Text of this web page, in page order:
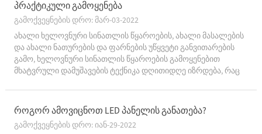
პრაქტიკული გამოყენება
გამოქვეყნების დრო: მარ-03-2022
ახალი ხელოვნური სინათლის წყაროების, ახალი მასალების
და ახალი ნათურების და ფარნების უწყვეტი განვითარების
გამო, ხელოვნური სინათლის წყაროების გამოყენებით
მხატვრული დამუშავების ტექნიკა დღითიდღე იზრდება, რაც
საშუალებებსა და მეთოდებს.(1) კონტრასტი ...
როგორ ამოვიცნოთ LED პანელის განათება?
გამოქვეყნების დრო: იან-29-2022